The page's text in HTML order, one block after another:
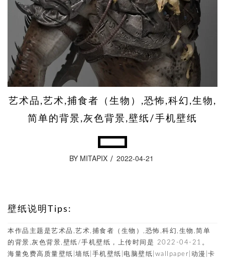
艺术品,艺术,捕食者（生物）,恐怖,科幻,生物,
简单的背景,灰色背景,壁纸/手机壁纸
BY MITAPIX 2022-04-21
壁纸说明Tips:
本作品主题是艺术品,艺术,捕食者（生物）,恐怖,科幻,生物,简单
的背景,灰色背景,壁纸/手机壁纸，上传时间是 2022-04-21。
海量免费高质量壁纸|墙纸|手机壁纸|电脑壁纸|wallpaper|动漫|卡